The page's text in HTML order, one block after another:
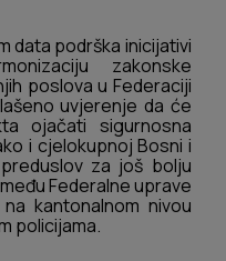
data podrška inicijativi
zakonske
poslova u Federaciji
uvjerenje da će
ojačati sigurnosna
i cjelokupnoj Bosni i
za još bolju
Federalne uprave
kantonalnom nivou
policijama.